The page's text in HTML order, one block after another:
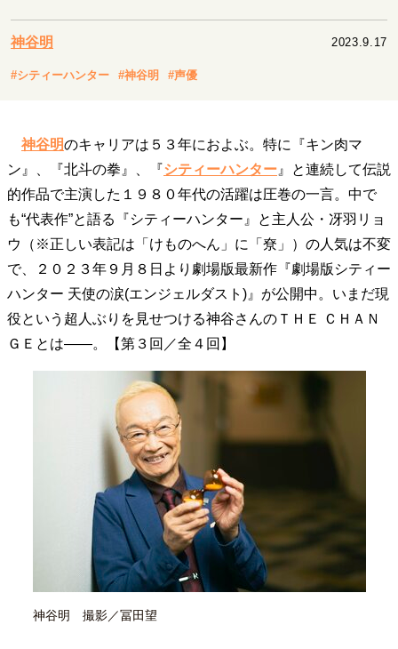
セカンドキャリアの描き方
夢を掴む選択
経営・ビジネス
トップが描く未来
マインドセット
重圧との向き合い方 一流のルーティン
20代の現在地
忘れられない言葉
10代・20代の土台
ライフスタイル・生き方
40代からの景色 50代のリアル
パートナーとの歩み方
親になるということ
病が教えてくれたこと
移住という選択
熱狂できるもの
一生モノの愛用品
私を彩るエッセンス
60代のネクストステージ
70代のグランドデザイン
神谷明 2023.9.17
#シティーハンター #神谷明 #声優
神谷明のキャリアは５３年におよぶ。特に『キン肉マ
ン』、『北斗の拳』、『シティーハンター 』と連続して伝説
的作品で主演した１９８０年代の活躍は圧巻の一言。中で
も“代表作”と語る『シティーハンター』と主人公・冴羽リョ
ウ（※正しい表記は「けものへん」に「尞」）の人気は不変
で、２０２３年９月８日より劇場版最新作『劇場版シティー
ハンター 天使の涙(エンジェルダスト)』が公開中。いまだ現
役という超人ぶりを見せつける神谷さんのＴＨＥ ＣＨＡＮ
ＧＥとは――。【第３回／全４回】
神谷明 撮影／冨田望